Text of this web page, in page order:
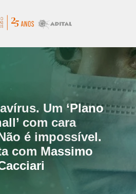
Um ‘Plano
com cara
é impossível.
com Massimo